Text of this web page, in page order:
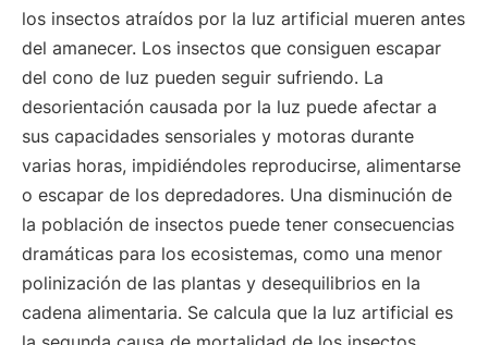
los insectos atraídos por la luz artificial mueren antes
del amanecer. Los insectos que consiguen escapar
del cono de luz pueden seguir sufriendo. La
desorientación causada por la luz puede afectar a
sus capacidades sensoriales y motoras durante
varias horas, impidiéndoles reproducirse, alimentarse
o escapar de los depredadores. Una disminución de
la población de insectos puede tener consecuencias
dramáticas para los ecosistemas, como una menor
polinización de las plantas y desequilibrios en la
cadena alimentaria. Se calcula que la luz artificial es